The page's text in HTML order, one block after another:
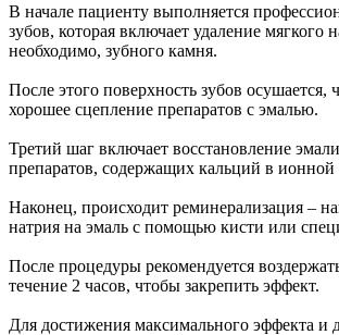
В начале пациенту выполняется
зубов, которая включает удаление мягкого
необходимо, зубного камня.
После этого поверхность зубов осушается,
хорошее сцепление препаратов с эмалью.
Третий шаг включает восстановление
препаратов, содержащих кальций в
Наконец, происходит реминерализация –
натрия на эмаль с помощью кисти или
После процедуры рекомендуется
течение 2 часов, чтобы закрепить эффект.
Для достижения максимального эффекта и